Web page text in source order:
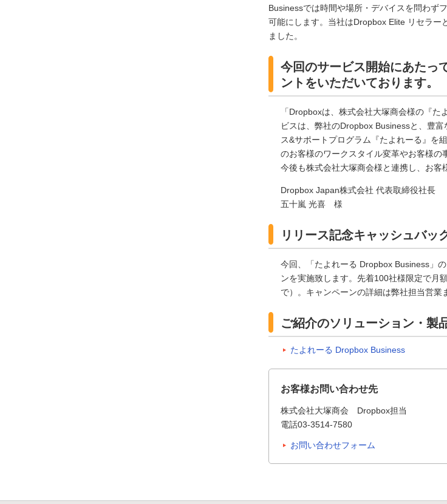
Businessでは時間や場所・デバイスを問わず
可能にします。当社はDropbox Elite リセラー
ました。
今回のサービス開始にあたっ
ントをいただいております。
「Dropboxは、株式会社大塚商会様の『
ビスは、弊社のDropbox Businessと、豊
ス&サポートプログラム『たよれーる』を
のお客様のワークスタイル変革やお客様
今後も株式会社大塚商会様と連携し、お客
Dropbox Japan株式会社 代表取締役社長
五十嵐 光喜 様
リリース記念キャッシュバッ
今回、「たよれーる Dropbox Business」
ンを実施致します。先着100社様限定で月
で）。キャンペーンの詳細は弊社担当営業
ご紹介のソリューション・製
たよれーる Dropbox Business
お客様お問い合わせ先
株式会社大塚商会 Dropbox担当
電話03-3514-7580
お問い合わせフォーム